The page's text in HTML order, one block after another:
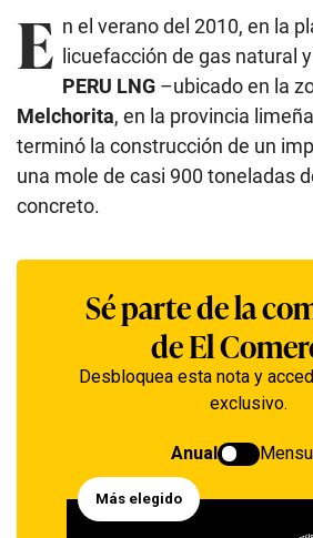
E n el verano del 2010, en la
licuefacción de gas natural
PERU LNG –ubicado en la
Melchorita, en la provincia
terminó la construcción de un
una mole de casi 900 toneladas
concreto.